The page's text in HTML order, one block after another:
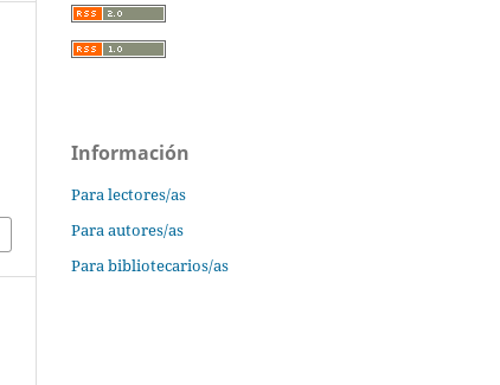
Información
Para lectores/as
Para autores/as
Para bibliotecarios/as